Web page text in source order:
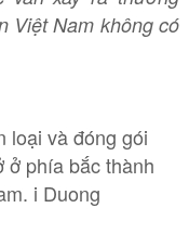
Việt Nam không có